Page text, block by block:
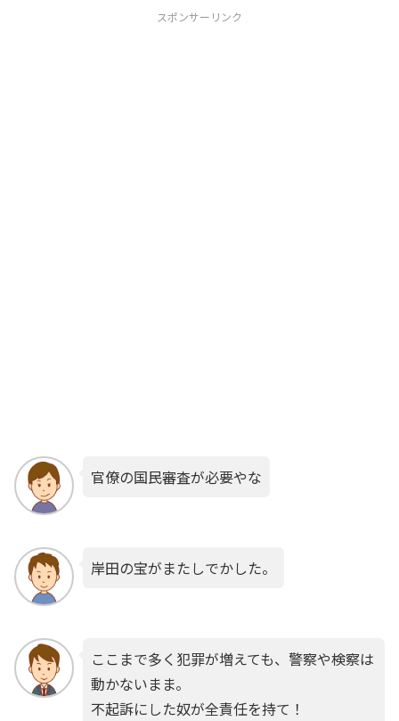
スポンサーリンク
官僚の国民審査が必要やな
岸田の宝がまたしでかした。
ここまで多く犯罪が増えても、警察や検察は
動かないまま。
不起訴にした奴が全責任を持て！